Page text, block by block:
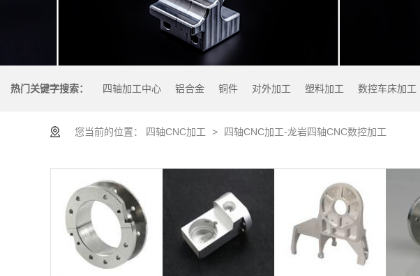
热门关键字搜索： 四轴加工中心 铝合金 铜件 对外加工 塑料加工 数控车床加工
您当前的位置： 四轴CNC加工 > 四轴CNC加工-龙岩四轴CNC数控加工